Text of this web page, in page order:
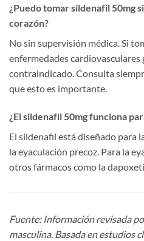
¿Puedo tomar sildenafil 50mg
corazón?
No sin supervisión médica. Si
enfermedades cardiovasculares
contraindicado. Consulta
que esto es importante.
¿El sildenafil 50mg funciona
El sildenafil está diseñado para
la eyaculación precoz. Para la
otros fármacos como la
Fuente: Información revisada
masculina. Basada en estudios